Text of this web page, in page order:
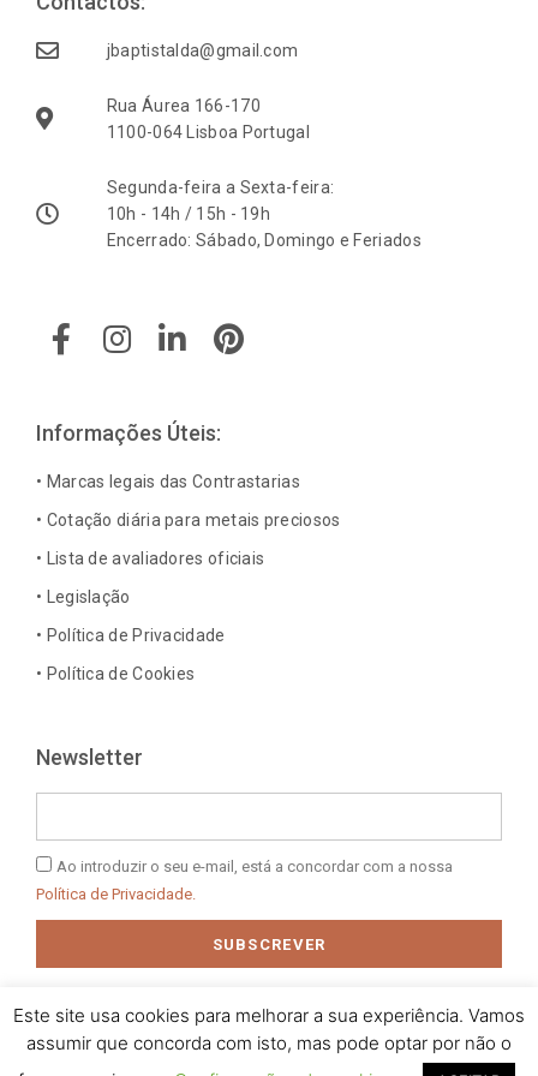
jbaptistalda@gmail.com
Rua Áurea 166-170
1100-064 Lisboa Portugal
Segunda-feira a Sexta-feira:
10h - 14h / 15h - 19h
Encerrado: Sábado, Domingo e Feriados
a
c
b
o
o
k
f
n
s
a
g
r
a
i
n
e
d
i
n
i
i
n
e
s
Informações Úteis:
• Marcas legais das Contrastarias
• Cotação diária para metais preciosos
• Lista de avaliadores oficiais
• Legislação
• Política de Privacidade
• Política de Cookies
Newsletter
Política
de
Privacidade
Ao introduzir o seu e-mail, está a concordar com a nossa
Política de Privacidade.
SUBSCREVER
© 2025 J. M. Baptista - Jóias, Pratas e Antiguidades Lda. Todos os
direitos reservados.
Este site usa cookies para melhorar a sua experiência. Vamos
assumir que concorda com isto, mas pode optar por não o